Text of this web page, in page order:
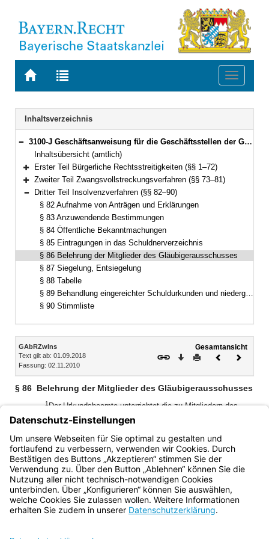
Zur
BAYERN.RECHT
Zur
letzten
Suche
Toggle
Navigation
Inhaltsverzeichnis
Bereich reduzieren
3100-J Geschäftsanweisung für die Geschäftsstellen der Gerichte in bürgerlichen Rechtsstreitigkeiten, Zwangsvollstreckungs- und Insolvenzverfahren (GAbRZwIns) Bekanntmachung des Bayerischen Staatsministeriums der Justiz und für Verbraucherschutz vom 2. November 2010, Az. 1463 - I - 3789/2008 (JMBl. S. 110) (§§ 1–90)
Inhaltsübersicht (amtlich)
Bereich erweitern
Erster Teil Bürgerliche Rechtsstreitigkeiten (§§ 1–72)
Bereich erweitern
Zweiter Teil Zwangsvollstreckungsverfahren (§§ 73–81)
Bereich reduzieren
Dritter Teil Insolvenzverfahren (§§ 82–90)
§ 82 Aufnahme von Anträgen und Erklärungen
§ 83 Anzuwendende Bestimmungen
§ 84 Öffentliche Bekanntmachungen
§ 85 Eintragungen in das Schuldnerverzeichnis
§ 86 Belehrung der Mitglieder des Gläubigerausschusses
§ 87 Siegelung, Entsiegelung
§ 88 Tabelle
§ 89 Behandlung eingereichter Schuldurkunden und niedergelegter Belege
§ 90 Stimmliste
Inhalt
GAbRZwIns
Text gilt ab: 01.09.2018
Fassung: 02.11.2010
Gesamtansicht
Download
DruckenVorheriges
§ 86 Belehrung der Mitglieder des Gläubigerausschusses
1Der Urkundsbeamte unterrichtet die zu Mitgliedern des
Gläubigerausschusses gewählten Personen alsbald über die
Rechte und Pflichten des Gläubigerausschusses und seiner
Mitglieder.2Für die Unterrichtung ist der festgestellte
Vordruck oder der freigegebene Textbaustein zu verwenden.
Bayern.de
BayernPortal